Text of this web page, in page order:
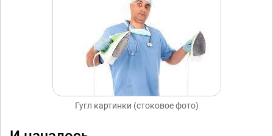
Гугл картинки (стоковое фото)